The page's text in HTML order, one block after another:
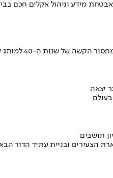
מידע וניהול אקלים חכם
יצאה
הצעירים ובניית עתיד הדור